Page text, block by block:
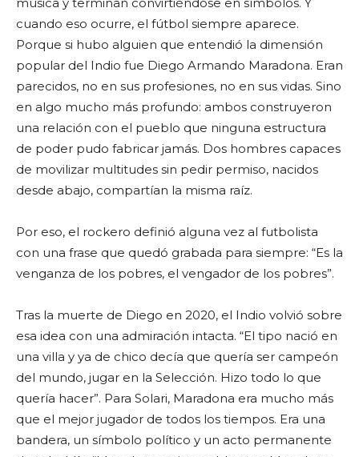
cuando eso ocurre, el fútbol siempre aparece.
Porque si hubo alguien que entendió la dimensión
popular del Indio fue Diego Armando Maradona. Eran
parecidos, no en sus profesiones, no en sus vidas. Sino
en algo mucho más profundo: ambos construyeron
una relación con el pueblo que ninguna estructura
de poder pudo fabricar jamás. Dos hombres capaces
de movilizar multitudes sin pedir permiso, nacidos
desde abajo, compartían la misma raíz.
Por eso, el rockero definió alguna vez al futbolista
con una frase que quedó grabada para siempre: “Es la
venganza de los pobres, el vengador de los pobres”.
Tras la muerte de Diego en 2020, el Indio volvió sobre
esa idea con una admiración intacta. “El tipo nació en
una villa y ya de chico decía que quería ser campeón
del mundo, jugar en la Selección. Hizo todo lo que
quería hacer”. Para Solari, Maradona era mucho más
que el mejor jugador de todos los tiempos. Era una
bandera, un símbolo político y un acto permanente